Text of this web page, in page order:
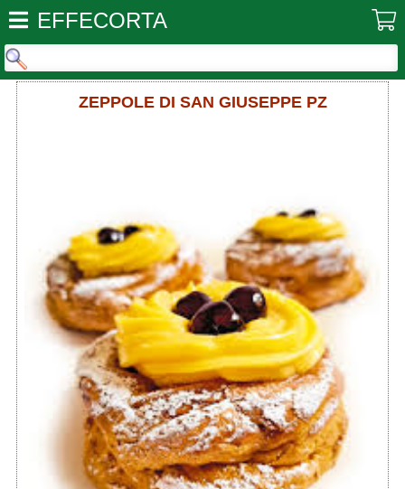
EFFECORTA
ZEPPOLE DI SAN GIUSEPPE PZ